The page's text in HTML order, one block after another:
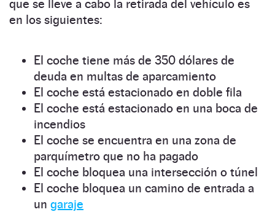
que se lleve a cabo la retirada del vehículo es
en los siguientes:
El coche tiene más de 350 dólares de
deuda en multas de aparcamiento
El coche está estacionado en doble fila
El coche está estacionado en una boca de
incendios
El coche se encuentra en una zona de
parquímetro que no ha pagado
El coche bloquea una intersección o túnel
El coche bloquea un camino de entrada a
un garaje